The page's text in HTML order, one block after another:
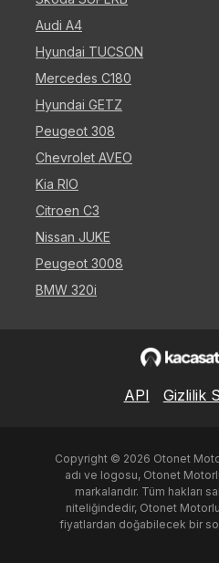
Audi A4
Hyundai TUCSON
Mercedes C180
Hyundai GETZ
Peugeot 308
Chevrolet AVEO
Kia RIO
Citroen C3
Nissan JUKE
Peugeot 3008
BMW 320i
API Gizlilik
Copyright © 2026 Otonet
adı ve logosu, Otonet
markalarıdır. Tüm hakları
niteliğindedir, Otonet Motorlu
fiyatlardan doğabilecek bir